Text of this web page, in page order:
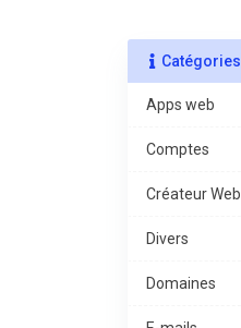
Catégories
Apps web
Comptes
Créateur Web
Divers
Domaines